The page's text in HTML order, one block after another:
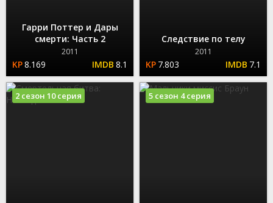
Гарри Поттер и Дары
смерти: Часть 2
2011
8.169 8.1
Следствие по телу
2011
7.803 7.1
2 сезон 10 серия 5 сезон 4 серия